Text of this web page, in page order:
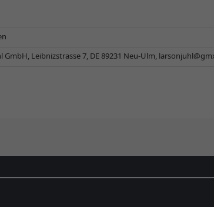
GmbH, Leibnizstrasse 7, DE 89231 Neu-Ulm,